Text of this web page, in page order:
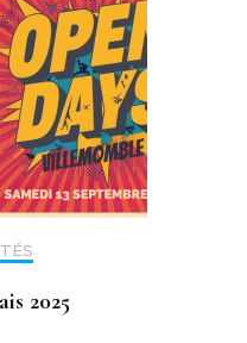
2025